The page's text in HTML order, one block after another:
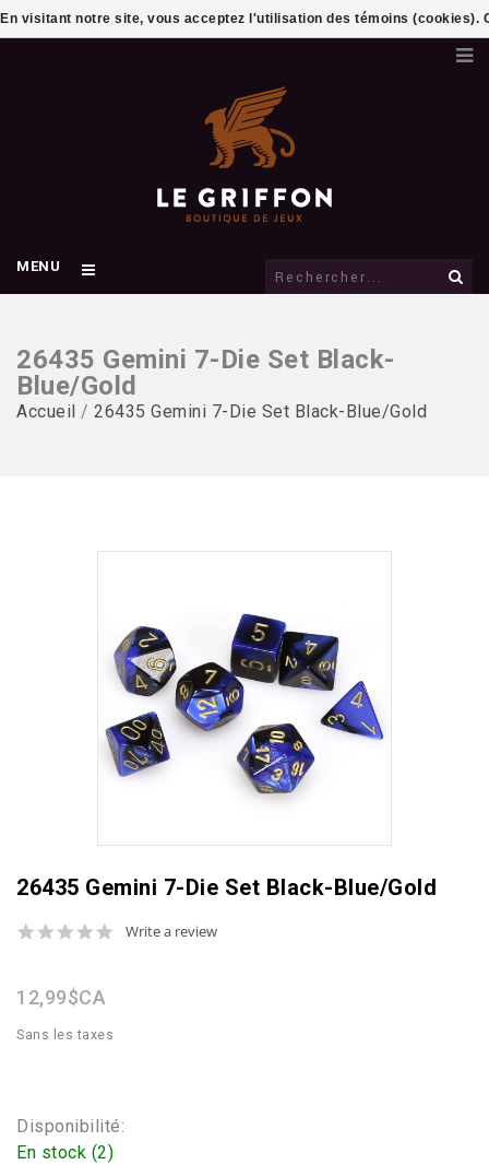
MENU
26435 Gemini 7-Die Set Black-
Blue/Gold
Accueil / 26435 Gemini 7-Die Set Black-Blue/Gold
26435 Gemini 7-Die Set Black-Blue/Gold
0.0
Write a review
12,99$CA
Sans les taxes
Disponibilité:
En stock (2)
En visitant notre site, vous acceptez l'utilisation des témoins